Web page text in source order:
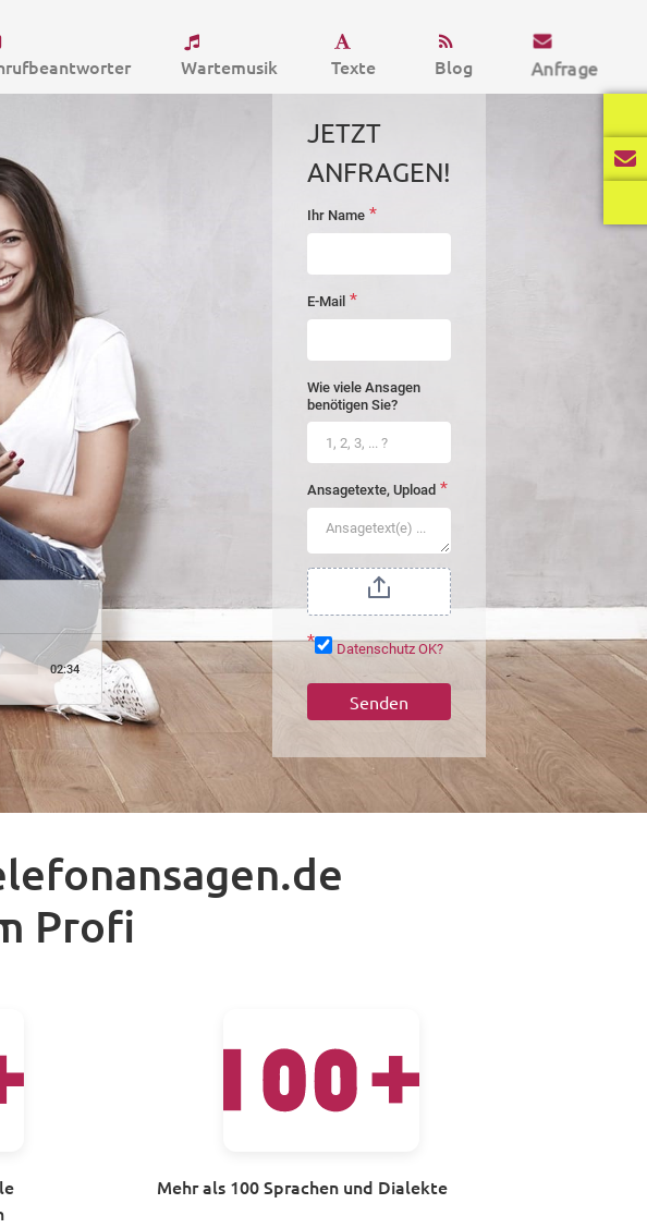
Wartemusik Texte Blog Anfrage
02:34
Profi
Mehr als 100 Sprachen und Dialekte
JETZT
ANFRAGEN!
startseite-
Ihr Name *
E-Mail *
Wie viele Ansagen
benötigen Sie?
Ansagetexte, Upload *
* Datenschutz OK?
Senden